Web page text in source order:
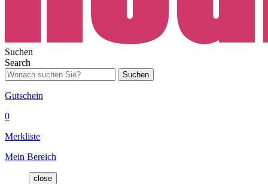
Suchen
Search
Suchen
Gutschein
0
Merkliste
Mein Bereich
close